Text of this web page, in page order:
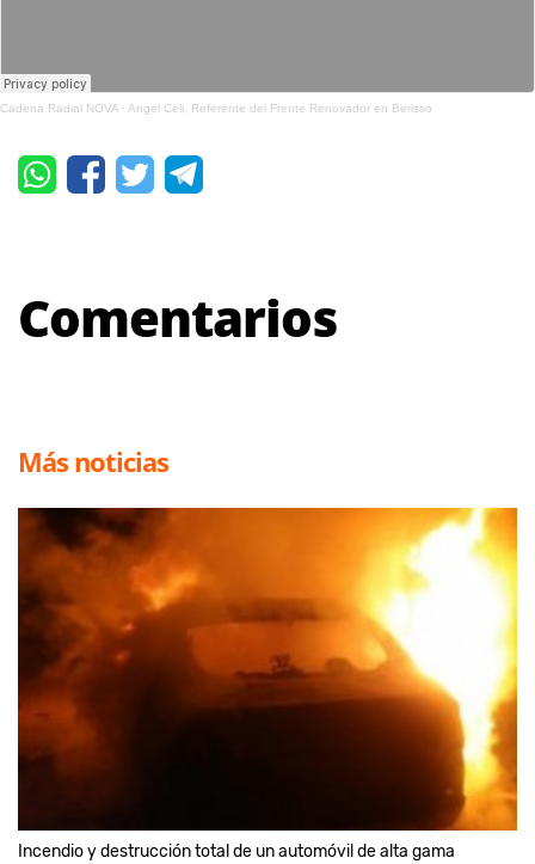
Cadena Radial NOVA · Angel Celi, Referente del Frente Renovador en Berisso
Comentarios
Más noticias
Incendio y destrucción total de un automóvil de alta gama